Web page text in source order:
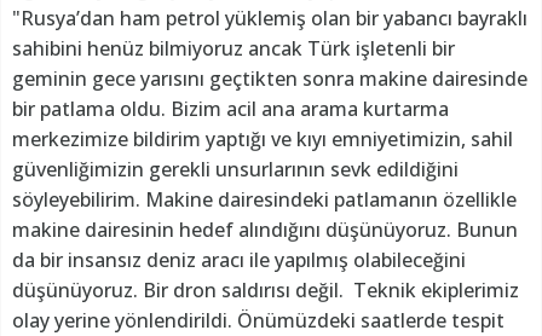
"Rusya’dan ham petrol yüklemiş olan bir yabancı bayraklı
sahibini henüz bilmiyoruz ancak Türk işletenli bir
geminin gece yarısını geçtikten sonra makine dairesinde
bir patlama oldu. Bizim acil ana arama kurtarma
merkezimize bildirim yaptığı ve kıyı emniyetimizin, sahil
güvenliğimizin gerekli unsurlarının sevk edildiğini
söyleyebilirim. Makine dairesindeki patlamanın özellikle
makine dairesinin hedef alındığını düşünüyoruz. Bunun
da bir insansız deniz aracı ile yapılmış olabileceğini
düşünüyoruz. Bir dron saldırısı değil. Teknik ekiplerimiz
olay yerine yönlendirildi. Önümüzdeki saatlerde tespit